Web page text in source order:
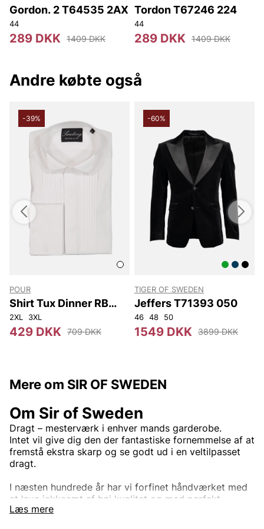
Gordon. 2 T64535 2AX
44
289 DKK 1409 DKK
Tordon T67246 224
44
289 DKK 1409 DKK
Andre købte også
-39%
POUR
Shirt Tux Dinner RB
Smokingskjorta
2XL 3XL
429 DKK 709 DKK
-60%
TIGER OF SWEDEN
Jeffers T71393 050
46 48 50
1549 DKK 3899 DKK
Mere om SIR OF SWEDEN
Læs mere
Om Sir of Sweden
Dragt – mesterværk i enhver mands garderobe.
Intet vil give dig den der fantastiske fornemmelse af at
fremstå ekstra skarp og se godt ud i en veltilpasset
dragt.
I næsten hundrede år har vi forfinet håndværket med
at lave jakkesæt af høj kvalitet og med perfekt
pasform. Ved at arbejde med stoffer fra nogle af